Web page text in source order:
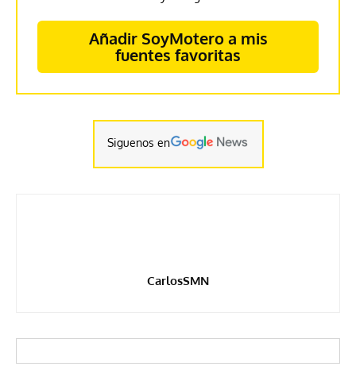
Añadir SoyMotero a mis
fuentes favoritas
Siguenos en
CarlosSMN